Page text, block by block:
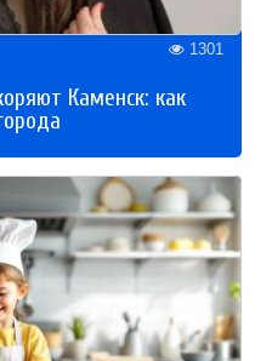
1301
Каменск: как